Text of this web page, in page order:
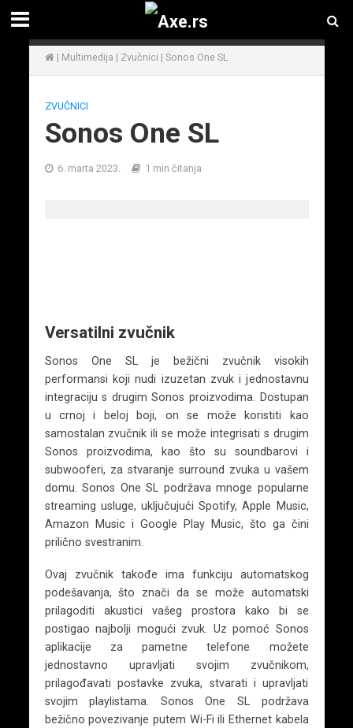
| Multimedija | Zvučnici | Sonos One SL
ZVUČNICI
Sonos One SL
6. marta 2023. 1 min čitanja
Versatilni zvučnik
Sonos One SL je bežični zvučnik visokih
performansi koji nudi izuzetan zvuk i jednostavnu
integraciju s drugim Sonos proizvodima. Dostupan
u crnoj i beloj boji, on se može koristiti kao
samostalan zvučnik ili se može integrisati s drugim
Sonos proizvodima, kao što su soundbarovi i
subwooferi, za stvaranje surround zvuka u vašem
domu. Sonos One SL podržava mnoge popularne
streaming usluge, uključujući Spotify, Apple Music,
Amazon Music i Google Play Music, što ga čini
prilično svestranim.
Ovaj zvučnik takođe ima funkciju automatskog
podešavanja, što znači da se može automatski
prilagoditi akustici vašeg prostora kako bi se
postigao najbolji mogući zvuk. Uz pomoć Sonos
aplikacije za pametne telefone možete
jednostavno upravljati svojim zvučnikom,
prilagođavati postavke zvuka, stvarati i upravljati
svojim playlistama. Sonos One SL podržava
bežično povezivanje putem Wi-Fi ili Ethernet kabela